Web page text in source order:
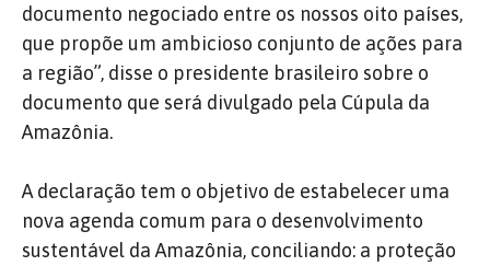
documento negociado entre os nossos oito países,
que propõe um ambicioso conjunto de ações para
a região”, disse o presidente brasileiro sobre o
documento que será divulgado pela Cúpula da
Amazônia.
A declaração tem o objetivo de estabelecer uma
nova agenda comum para o desenvolvimento
sustentável da Amazônia, conciliando: a proteção